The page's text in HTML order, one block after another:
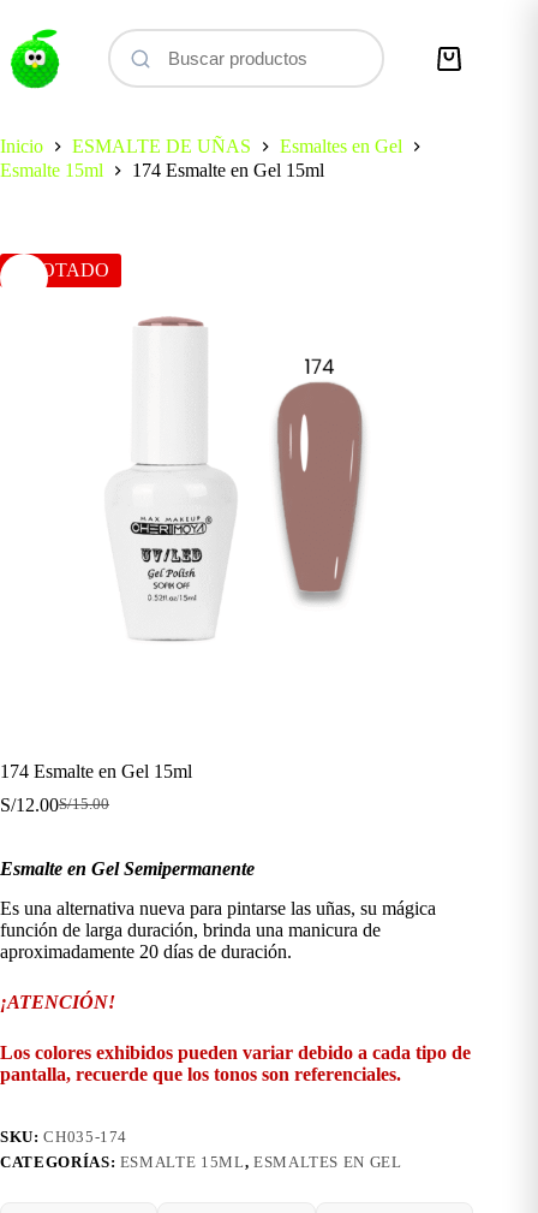
contenido
Carro
Inicio
ESMALTE DE UÑAS
Esmaltes en Gel
Esmalte 15ml
174 Esmalte en Gel 15ml
AGOTADO
174 Esmalte en Gel 15ml
S/15.00
El
era:
S/15.00.
S/12.00El
es:
S/12.00.
Esmalte en Gel Semipermanente
Es una alternativa nueva para pintarse las uñas, su mágica
función de larga duración, brinda una manicura de
aproximadamente 20 días de duración.
¡ATENCIÓN!
Los colores exhibidos pueden variar debido a cada tipo de
pantalla, recuerde que los tonos son referenciales.
SKU:CH035-174
CATEGORÍAS: ESMALTE 15ML, ESMALTES EN GEL